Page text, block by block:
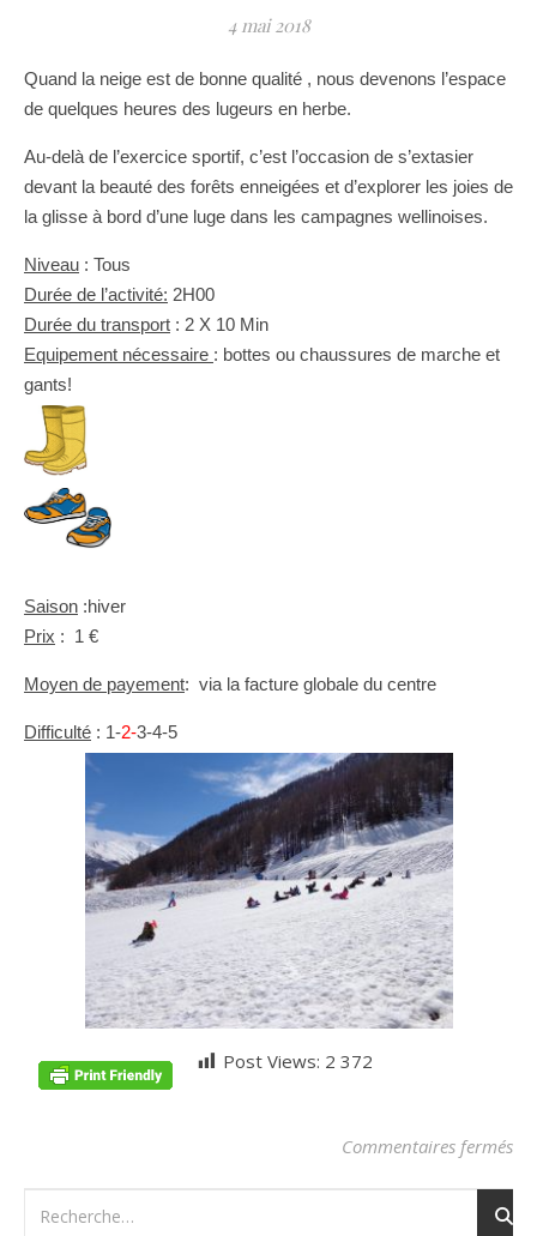
4 mai 2018
Quand la neige est de bonne qualité , nous devenons l’espace
de quelques heures des lugeurs en herbe.
Au-delà de l’exercice sportif, c’est l’occasion de s’extasier
devant la beauté des forêts enneigées et d’explorer les joies de
la glisse à bord d’une luge dans les campagnes wellinoises.
Niveau : Tous
Durée de l’activité: 2H00
Durée du transport : 2 X 10 Min
Equipement nécessaire : bottes ou chaussures de marche et
gants!
Saison :hiver
Prix : 1 €
Moyen de payement: via la facture globale du centre
Difficulté : 1-2-3-4-5
Post Views: 2 372
Commentaires fermés